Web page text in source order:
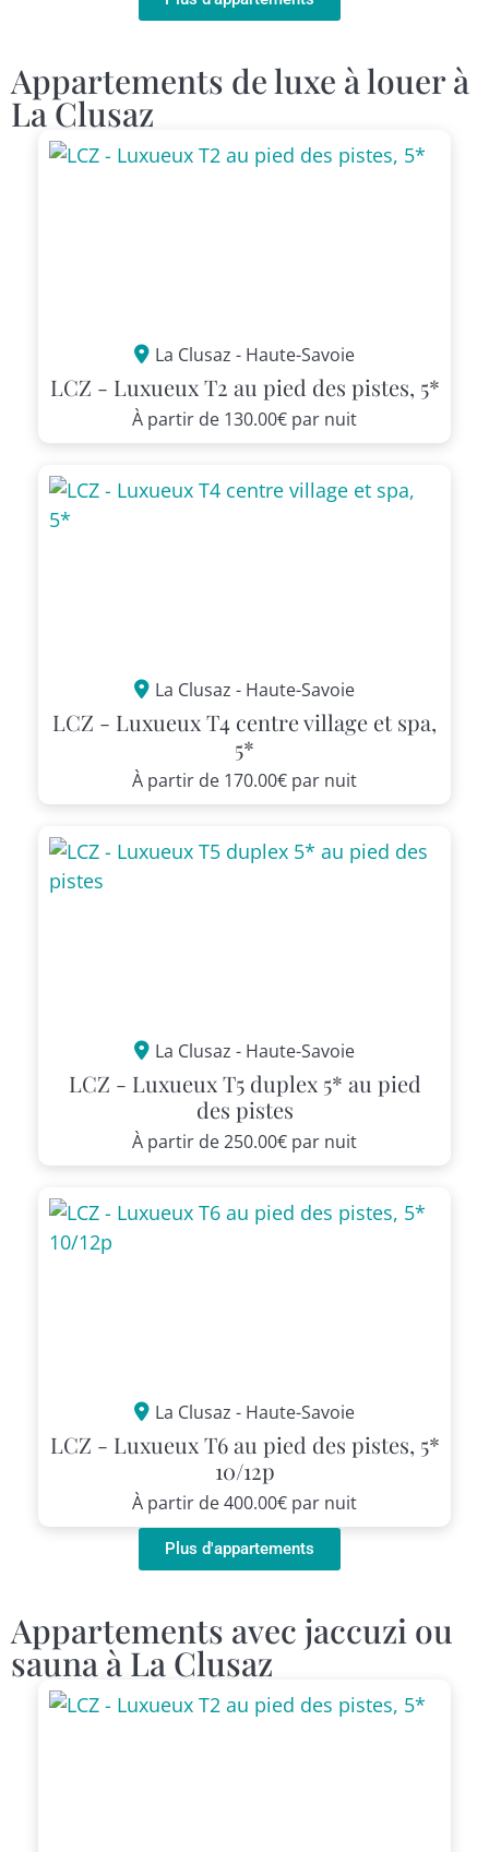
Appartements de luxe à louer à
La Clusaz
La Clusaz - Haute-Savoie
LCZ - Luxueux T2 au pied des pistes, 5*
À partir de 130.00€ par nuit
La Clusaz - Haute-Savoie
LCZ - Luxueux T4 centre village et spa,
5*
À partir de 170.00€ par nuit
La Clusaz - Haute-Savoie
LCZ - Luxueux T5 duplex 5* au pied
des pistes
À partir de250.00€ par nuit
La Clusaz - Haute-Savoie
LCZ - Luxueux T6 au pied des pistes, 5*
10/12p
À partir de400.00€ par nuit
Plus d'appartements
Appartements avec jaccuzi ou
sauna à La Clusaz